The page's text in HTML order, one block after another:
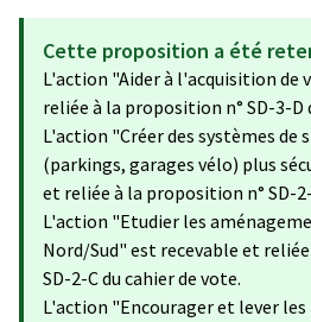
Cette proposition a été
L'action "Aider à l'acquisition de
reliée à la proposition n° SD-3-D
L'action "Créer des systèmes
(parkings, garages vélo) plus
et reliée à la proposition n° SD-
L'action "Etudier les
Nord/Sud" est recevable et
SD-2-C du cahier de vote.
L'action "Encourager et lever